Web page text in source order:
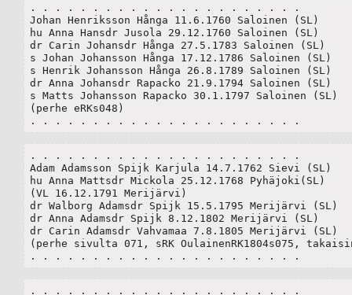
. . . . . . . . . . . . . . . . . . . . . .
Johan Henriksson Hånga 11.6.1760 Saloinen (SL)
hu Anna Hansdr Jusola 29.12.1760 Saloinen (SL)
dr Carin Johansdr Hånga 27.5.1783 Saloinen (SL)
s Johan Johansson Hånga 17.12.1786 Saloinen (SL)
s Henrik Johansson Hånga 26.8.1789 Saloinen (SL)
dr Anna Johansdr Rapacko 21.9.1794 Saloinen (SL)
s Matts Johansson Rapacko 30.1.1797 Saloinen (SL)
(perhe eRKs048)
. . . . . . . . . . . . . . . . . . . . . .
. . . . . . . . . . . . . . . . . . . . . .
Adam Adamsson Spijk Karjula 14.7.1762 Sievi (SL)
hu Anna Mattsdr Mickola 25.12.1768 Pyhäjoki(SL)
(VL 16.12.1791 Merijärvi)
dr Walborg Adamsdr Spijk 15.5.1795 Merijärvi (SL)
dr Anna Adamsdr Spijk 8.12.1802 Merijärvi (SL)
dr Carin Adamsdr Vahvamaa 7.8.1805 Merijärvi (SL)
(perhe sivulta 071, sRK OulainenRK1804s075,
. . . . . . . . . . . . . . . . . . . . . .
. . . . . . . . . . . . . . . . . . . . . .